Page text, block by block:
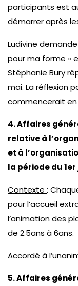
participants est
démarrer après
Ludivine
pour ma forme »
Stéphanie Bury
mai. La réflexion
commencerait en
4. Affaires
relative à
et à
la période du
Contexte :
pour l’accueil
l’animation des
de 2.5ans à 6ans.
Accordé à
5. Affaires